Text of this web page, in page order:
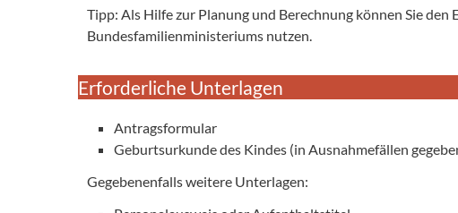
Tipp: Als Hilfe zur Planung und Berechnung können Sie den
Bundesfamilienministeriums nutzen.
Erforderliche Unterlagen
Antragsformular
Geburtsurkunde des Kindes (in Ausnahmefällen
Gegebenenfalls weitere Unterlagen: